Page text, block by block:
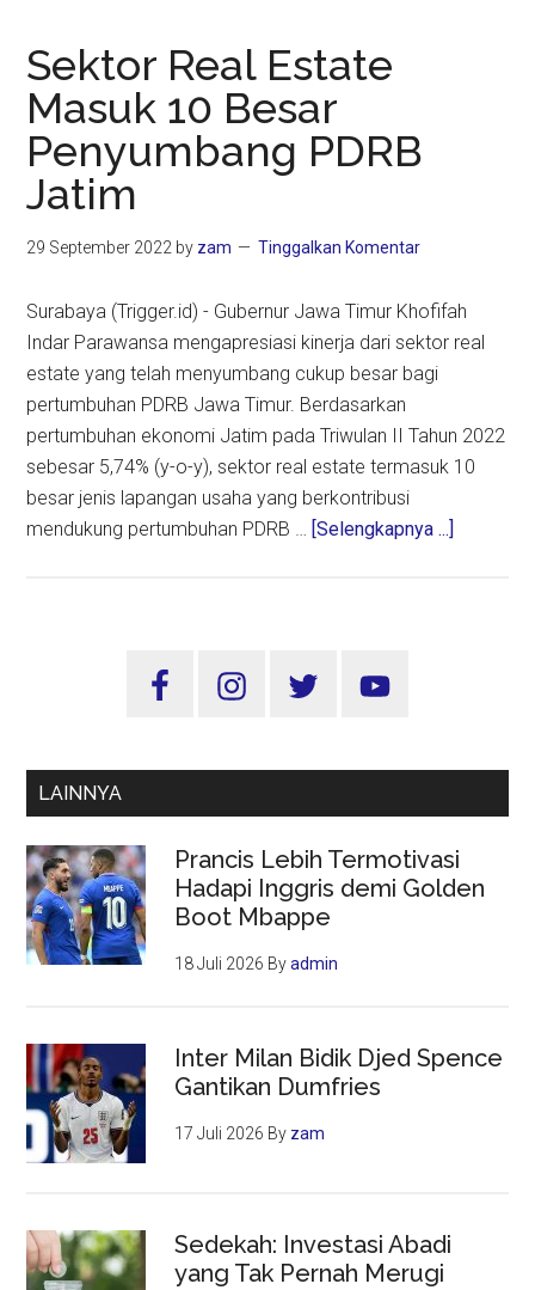
Sektor Real Estate
Masuk 10 Besar
Penyumbang PDRB
Jatim
29 September 2022 by zam Tinggalkan Komentar
Surabaya (Trigger.id) - Gubernur Jawa Timur Khofifah
Indar Parawansa mengapresiasi kinerja dari sektor real
estate yang telah menyumbang cukup besar bagi
pertumbuhan PDRB Jawa Timur. Berdasarkan
pertumbuhan ekonomi Jatim pada Triwulan II Tahun 2022
sebesar 5,74% (y-o-y), sektor real estate termasuk 10
besar jenis lapangan usaha yang berkontribusi
mendukung pertumbuhan PDRB … [Selengkapnya ...]
PDRB
Sidebar
LAINNYA
Prancis Lebih Termotivasi
Hadapi Inggris demi Golden
Boot Mbappe
18 Juli 2026 Byadmin
Inter Milan Bidik Djed Spence
Gantikan Dumfries
17 Juli 2026 By zam
Sedekah: Investasi Abadi
yang Tak Pernah Merugi